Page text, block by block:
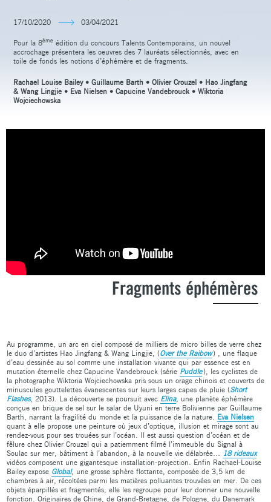
17/10/2020 03/04/2021
Pour la 8ème édition du concours Talents Contemporains, un nouvel
accrochage présentera les oeuvres des 7 lauréats sélectionnés, avec en
toile de fonds les notions d’éphémère et de fragments.
Rachael Louise Bailey • Guillaume Barth • Olivier Crouzel • Hao Jingfang
& Wang Lingjie • Eva Nielsen • Capucine Vandebrouck • Wiktoria
Wojciechowska
Fragments éphémères
Au programme, un arc en ciel composé de milliers de micro billes de verre chez
le duo d’artistes Hao Jingfang & Wang Lingjie, (Over the Raibow) , une flaque
d’eau dessinée au sol comme une installation vivante qui par essence est en
mutation éternelle chez Capucine Vandebrouck (série Puddle), les cyclistes de
la photographe Wiktoria Wojciechowska pris sous un orage chinois et couverts de
minuscules gouttelettes évanescentes sur leurs larges capes de pluie (Short
Flashes, 2013). La découverte se poursuit avec Elina, une planète éphémère
conçue en brique de sel sur le salar de Uyuni en terre Bolivienne par Guillaume
Barth, narrant la fragilité du monde et la puissance de la nature. Eva Nielsen
quant à elle propose une peinture où jeux d’optique, illusion et mirage sont au
rendez-vous pour ses trouées sur l’océan. Il est aussi question d’océan et de
fêlure chez Olivier Crouzel qui a patiemment filmé l’immeuble du Signal à
Soulac sur mer, bâtiment à l’abandon, à la nouvelle vie délabrée…
18 rideaux
vidéos composent une gigantesque installation-projection. Enfin Rachael-Louise
Bailey expose Global, une grosse sphère flottante, composée de 3,5 km de
chambres à air, récoltées parmi les matières polluantes trouvées en mer. De ces
objets éparpillés et fragmentés, elle les regroupe pour leur donner une nouvelle
fonction. Originaires de Chine, de Grand-Bretagne, de Pologne, du Danemark